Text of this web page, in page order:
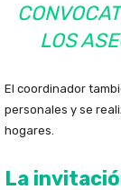
LOS
El coordinador
personales y se
hogares.
La